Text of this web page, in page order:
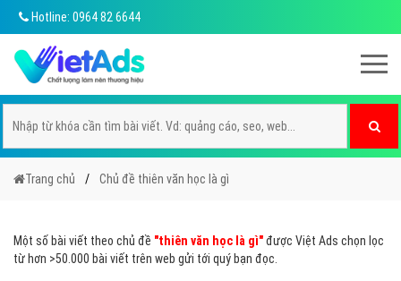
Hotline: 0964 82 6644
Trang chủ Chủ đề thiên văn học là gì
Một số bài viết theo chủ đề "thiên văn học là gì"được Việt Ads chọn lọc
từ hơn >50.000 bài viết trên web gửi tới quý bạn đọc.